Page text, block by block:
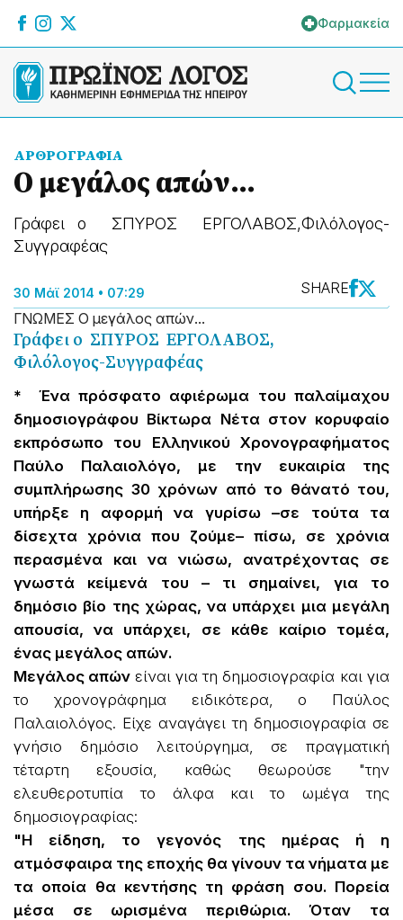
Φαρμακεία
ΑΡΘΡΟΓΡΑΦΙΑ
Ο μεγάλος απών...
Γράφει ο ΣΠΥΡΟΣ ΕΡΓΟΛΑΒΟΣ,Φιλόλογος-
Συγγραφέας
30 Μάϊ 2014 • 07:29
SHARE
ΓΝΩΜEΣ Ο μεγάλος απών...
Γράφει ο ΣΠΥΡΟΣ ΕΡΓΟΛΑΒΟΣ,
Φιλόλογος-Συγγραφέας
* Ένα πρόσφατο αφιέρωμα του παλαίμαχου
δημοσιογράφου Βίκτωρα Νέτα στον κορυφαίο
εκπρόσωπο του Ελληνικού Χρονογραφήματος
Παύλο Παλαιολόγο, με την ευκαιρία της
συμπλήρωσης 30 χρόνων από το θάνατό του,
υπήρξε η αφορμή να γυρίσω –σε τούτα τα
δίσεχτα χρόνια που ζούμε– πίσω, σε χρόνια
περασμένα και να νιώσω, ανατρέχοντας σε
γνωστά κείμενά του – τι σημαίνει, για το
δημόσιο βίο της χώρας, να υπάρχει μια μεγάλη
απουσία, να υπάρχει, σε κάθε καίριο τομέα,
ένας μεγάλος απών.
Μεγάλος απών είναι για τη δημοσιογραφία και για
το χρονογράφημα ειδικότερα, ο Παύλος
Παλαιολόγος. Είχε αναγάγει τη δημοσιογραφία σε
γνήσιο δημόσιο λειτούργημα, σε πραγματική
τέταρτη εξουσία, καθώς θεωρούσε "την
ελευθεροτυπία το άλφα και το ωμέγα της
δημοσιογραφίας:
"Η είδηση, το γεγονός της ημέρας ή η
ατμόσφαιρα της εποχής θα γίνουν τα νήματα με
τα οποία θα κεντήσης τη φράση σου. Πορεία
μέσα σε ωρισμένα περιθώρια. Όταν τα